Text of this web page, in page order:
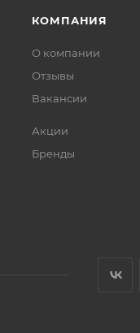
КОМПАНИЯ
О компании
Отзывы
Вакансии
Акции
Бренды